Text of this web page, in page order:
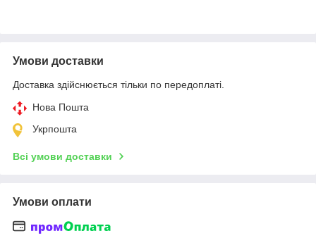
Умови доставки
Доставка здійснюється тільки по передоплаті.
Нова Пошта
Укрпошта
Всі умови доставки
Умови оплати